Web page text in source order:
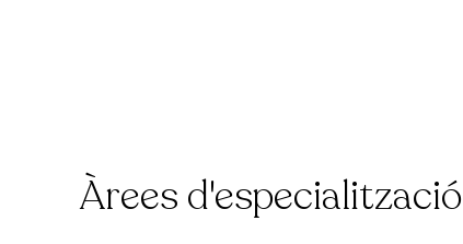
Àrees d'especialització